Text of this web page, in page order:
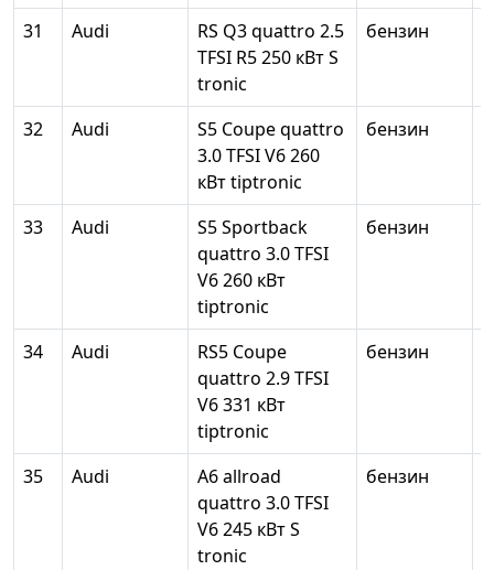
31 Audi
RS Q3 quattro 2.5
TFSI R5 250 кВт S
tronic
бензин
32 Audi
S5 Coupe quattro
3.0 TFSI V6 260
кВт tiptronic
бензин
33 Audi
S5 Sportback
quattro 3.0 TFSI
V6 260 кВт
tiptronic
бензин
34 Audi
RS5 Coupe
quattro 2.9 TFSI
V6 331 кВт
tiptronic
бензин
35 Audi
A6 allroad
quattro 3.0 TFSI
V6 245 кВт S
tronic
бензин